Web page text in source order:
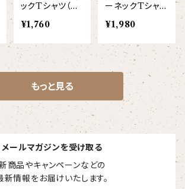
ックTシャツ（半
袖）（こども）
¥1,760
ーネックTシャツ
（半袖）（大人）
¥1,980
もっと見る
メールマガジンを受け取る
商品やキャンペーンなどの
新情報をお届けいたします。